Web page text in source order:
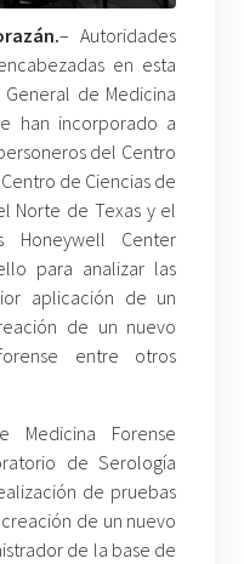
– Autoridades
en esta
de Medicina
han incorporado a
del Centro
de Ciencias de
Norte de Texas y el
Honeywell Center
para analizar las
aplicación de un
de un nuevo
entre otros
Forense
de Serología
de pruebas
de un nuevo
de la base de